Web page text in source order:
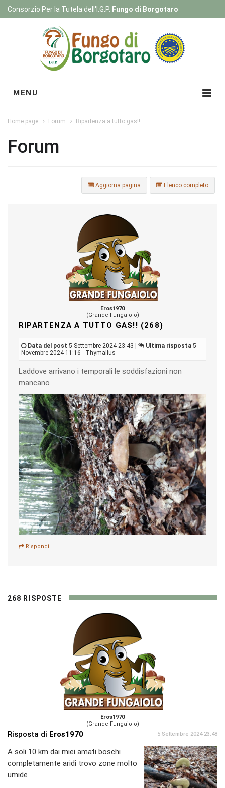
Consorzio Per la Tutela dell'I.G.P. Fungo di Borgotaro
MENU
Home page Forum Ripartenza a tutto gas!!
Forum
Elenco completo
Aggiorna pagina
Eros1970
(Grande Fungaiolo)
RIPARTENZA A TUTTO GAS!! (268)
Data del post 5 Settembre 2024 23:43 | Ultima risposta 5
Novembre 2024 11:16 - Thymallus
Laddove arrivano i temporali le soddisfazioni non
mancano
Rispondi
268 RISPOSTE
Eros1970
(Grande Fungaiolo)
Risposta di Eros1970 5 Settembre 2024 23:48
A soli 10 km dai miei amati boschi
completamente aridi trovo zone molto
umide